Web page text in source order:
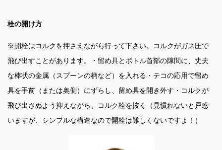
栓の開け方
※開栓はコルクを押さえながら行って下さい。コルクがガス圧で
飛び出すことがあります。・留め具とボトル首部の隙間に、丈夫
な棒状の金属（スプーンの柄など）を入れる・テコの応用で留め
具を手前（または奥側）にずらし、留め具を開き外す・コルクが
飛び出さぬよう抑えながら、コルク栓を抜く（見慣れないと戸惑
いますが、シンプルな構造なので開栓は難しくないですよ！）